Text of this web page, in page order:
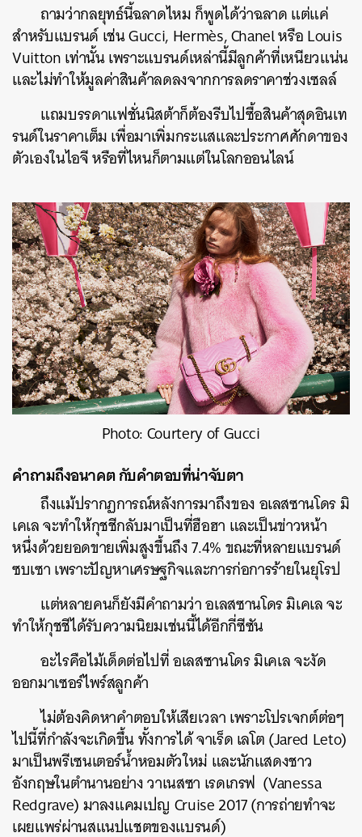
ถามว่ากลยุทธ์นี้ฉลาดไหม ก็พูดได้ว่าฉลาด แต่แค่
สำหรับแบรนด์ เช่น Gucci, Hermès, Chanel หรือ Louis
Vuitton เท่านั้น เพราะแบรนด์เหล่านี้มีลูกค้าที่เหนียวแน่น
และไม่ทำให้มูลค่าสินค้าลดลงจากการลดราคาช่วงเซลล์
แถมบรรดาแฟชั่นนิสต้าก็ต้องรีบไปซื้อสินค้าสุดอินเท
รนด์ในราคาเต็ม เพื่อมาเพิ่มกระแสและประกาศศักดาของ
ตัวเองในไอจี หรือที่ไหนก็ตามแต่ในโลกออนไลน์
Photo: Courtery of Gucci
คำถามถึงอนาคต กับคำตอบที่น่าจับตา
ถึงแม้ปรากฏการณ์หลังการมาถึงของ อเลสซานโดร มิ
เคเล จะทำให้กุชชีกลับมาเป็นที่ฮือฮา และเป็นข่าวหน้า
หนึ่งด้วยยอดขายเพิ่มสูงขึ้นถึง 7.4% ขณะที่หลายแบรนด์
ซบเซา เพราะปัญหาเศรษฐกิจและการก่อการร้ายในยุโรป
แต่หลายคนก็ยังมีคำถามว่า อเลสซานโดร มิเคเล จะ
ทำให้กุชชีได้รับความนิยมเช่นนี้ได้อีกกี่ซีซัน
อะไรคือไม้เด็ดต่อไปที่ อเลสซานโดร มิเคเล จะงัด
ออกมาเซอร์ไพร์สลูกค้า
ไม่ต้องคิดหาคำตอบให้เสียเวลา เพราะโปรเจกต์ต่อๆ
ไปนี้ที่กำลังจะเกิดขึ้น ทั้งการได้ จาเร็ด เลโต (Jared Leto)
มาเป็นพรีเซนเตอร์น้ำหอมตัวใหม่ และนักแสดงชาว
อังกฤษในตำนานอย่าง วาเนสซา เรดเกรฟ (Vanessa
Redgrave) มาลงแคมเปญ Cruise 2017 (การถ่ายทำจะ
เผยแพร่ผ่านสแนปแชตของแบรนด์)